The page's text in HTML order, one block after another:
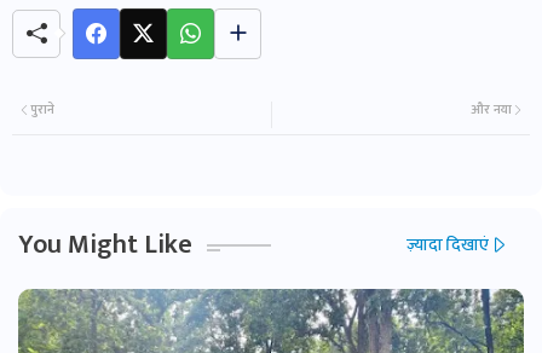
और नया
पुराने
You Might Like ज़्यादा दिखाएं